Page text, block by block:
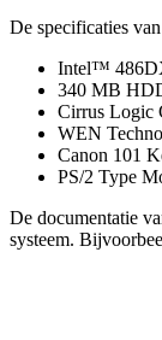
De specificaties
Intel™
340 MB
Cirrus Logic
WEN
Canon 101
PS/2 Type
De documentatie
systeem.